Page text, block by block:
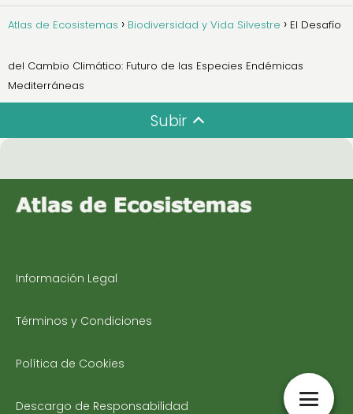
Atlas de Ecosistemas Biodiversidad y Vida Silvestre El Desafío
del Cambio Climático: Futuro de las Especies Endémicas
Mediterráneas
Subir
Información Legal
Términos y Condiciones
Política de Cookies
Descargo de Responsabilidad